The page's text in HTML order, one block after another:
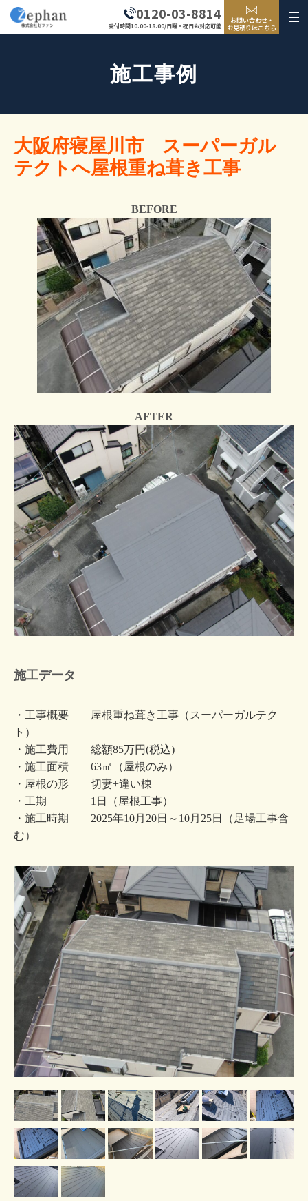
0120-03-8814
受付時間10:00-18:00/日曜・祝日も対応可能
お問い合わせ・
お見積りはこちら
施工事例
大阪府寝屋川市 スーパーガル
テクトへ屋根重ね葺き工事
BEFORE
AFTER
施工データ
・工事概要 屋根重ね葺き工事（スーパーガルテク
ト）
・施工費用 総額85万円(税込)
・施工面積 63㎡（屋根のみ）
・屋根の形 切妻+違い棟
・工期 1日（屋根工事）
・施工時期 2025年10月20日～10月25日（足場工事含
む）